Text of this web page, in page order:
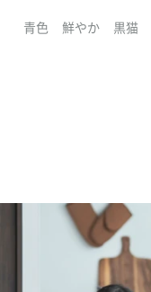
青色 鮮やか 黒猫